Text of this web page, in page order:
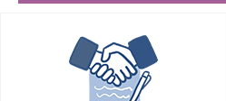
括个人科研经历
看法、本人拟进